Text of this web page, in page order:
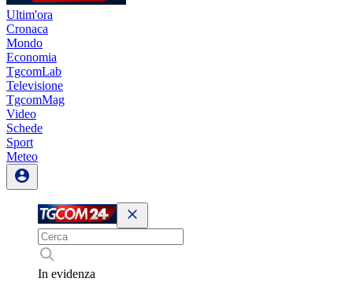
Ultim'ora
Cronaca
Mondo
Economia
TgcomLab
Televisione
TgcomMag
Video
Schede
Sport
Meteo
In evidenza